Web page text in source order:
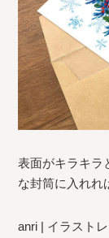
表面がキラキラ
な封筒に入れれ
anri | イラスト